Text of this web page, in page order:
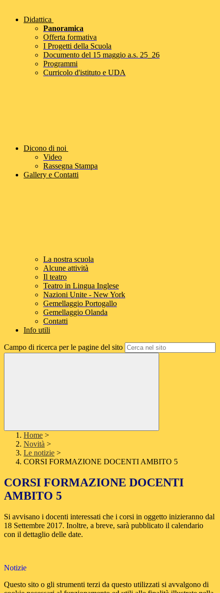
Didattica
Panoramica
Offerta formativa
I Progetti della Scuola
Documento del 15 maggio a.s. 25_26
Programmi
Curricolo d'istituto e UDA
Dicono di noi
Video
Rassegna Stampa
Gallery e Contatti
La nostra scuola
Alcune attività
Il teatro
Teatro in Lingua Inglese
Nazioni Unite - New York
Gemellaggio Portogallo
Gemellaggio Olanda
Contatti
Info utili
Campo di ricerca per le pagine del sito
Home >
Novità >
Le notizie >
CORSI FORMAZIONE DOCENTI AMBITO 5
CORSI FORMAZIONE DOCENTI
AMBITO 5
Si avvisano i docenti interessati che i corsi in oggetto inizieranno dal
18 Settembre 2017. Inoltre, a breve, sarà pubblicato il calendario
con il dettaglio delle date.
Notizie
Questo sito o gli strumenti terzi da questo utilizzati si avvalgono di